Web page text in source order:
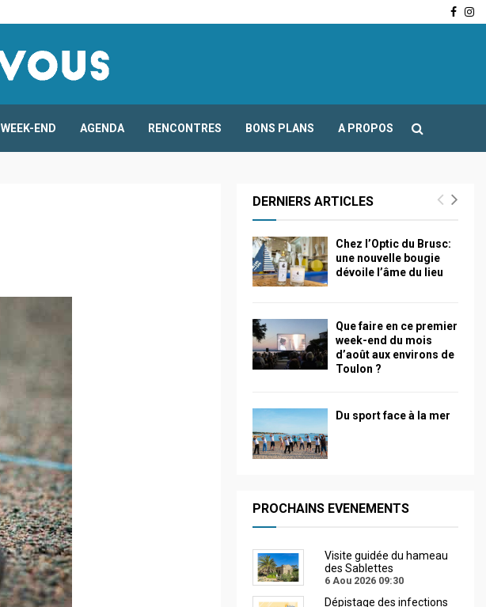
WEEK-END AGENDA RENCONTRES BONS PLANS A PROPOS
DERNIERS ARTICLES
Chez l’Optic du Brusc:
une nouvelle bougie
dévoile l’âme du lieu
Que faire en ce premier
week-end du mois
d’août aux environs de
Toulon ?
Du sport face à la mer
PROCHAINS EVENEMENTS
Visite guidée du hameau
des Sablettes
6 Aou 2026 09:30
Dépistage des infections